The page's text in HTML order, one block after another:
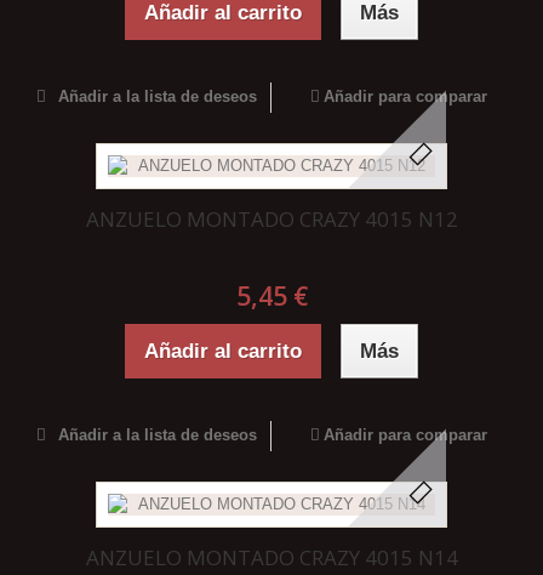
Añadir al carrito Más
Añadir a la lista de deseos Añadir para comparar
ANZUELO MONTADO CRAZY 4015 N12
5,45 €
Añadir al carrito Más
Añadir a la lista de deseos Añadir para comparar
ANZUELO MONTADO CRAZY 4015 N14